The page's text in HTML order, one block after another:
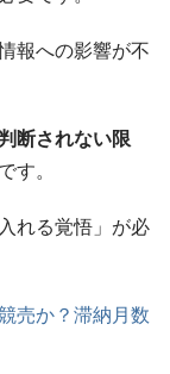
報への影響が不
断されない限
す。
れる覚悟」が必
売か？滞納月数